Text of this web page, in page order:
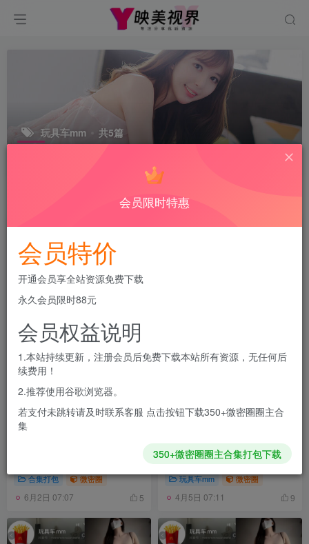
玩具车mm 共5篇
这位女网红在抖音和微密圈上活跃，分享精彩的视频和照片。她的微
点赞 评论
合集打包 微密圈
6月2日 07:07 5
抖音 玩具车mm 微密圈
NO.003期 【3P13V】最新
至：2025.2.28
玩具车mm 微密圈
4月5日 07:11 9
会员限时特惠
会员特价
开通会员享全站资源免费下载
永久会员限时88元
会员权益说明
1.本站持续更新，注册会员后免费下载本站所有资源，无任何后
续费用！
2.推荐使用谷歌浏览器。
若支付未跳转请及时联系客服 点击按钮下载350+微密圈圈主合
集
350+微密圈圈主合集打包下载